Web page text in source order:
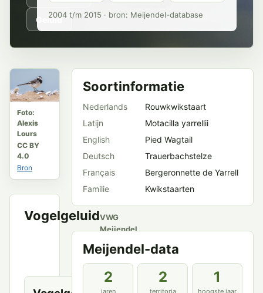
Geluid2004 t/m 2015 · bron: Meijendel-database
Foto:
Alexis
Lours
CC BY
4.0
Bron
VogelgeluidVWG
Meijendel
openbare
bronnen
Soortinformatie
Nederlands
Rouwkwikstaart
Latijn
Motacilla yarrellii
English
Pied Wagtail
Deutsch
Trauerbachstelze
Français
Bergeronnette de Yarrell
Familie
Kwikstaarten
Meijendel-data
2
jaren
2
territoria
1
hoogste jaar